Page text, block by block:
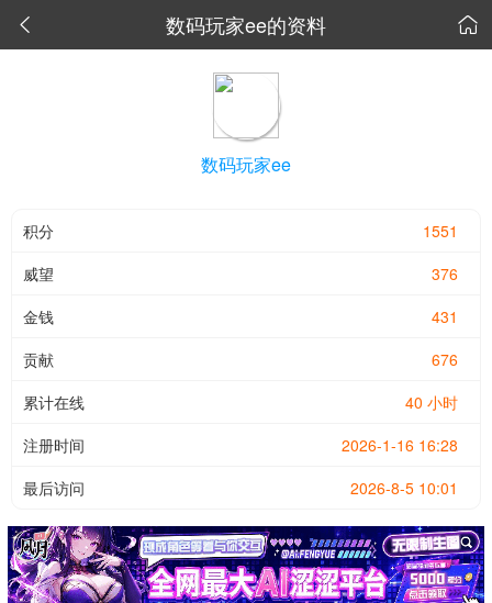
 数码玩家ee的资料 
数码玩家ee
1551
积分
376
威望
431
金钱
676
贡献
40 小时
累计在线
2026-1-16 16:28
注册时间
2026-8-5 10:01
最后访问